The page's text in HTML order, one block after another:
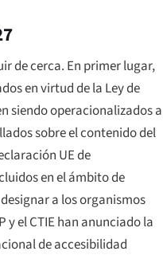
de cerca. En primer lugar,
en virtud de la Ley de
siendo operacionalizados a
sobre el contenido del
UE de
en el ámbito de
a los organismos
y el CTIE han anunciado la
de accesibilidad